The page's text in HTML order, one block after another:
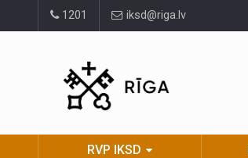
1201 iksd@riga.lv
RVP IKSD